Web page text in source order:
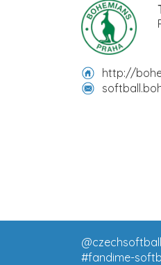
http://
@czechsoftball
#fandime-